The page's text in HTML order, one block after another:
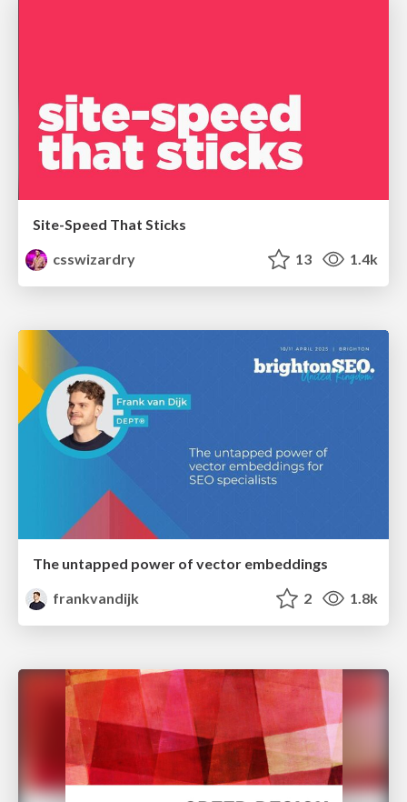
Site-Speed That Sticks
csswizardry
13 1.4k
The untapped power of vector embeddings
frankvandijk
2 1.8k